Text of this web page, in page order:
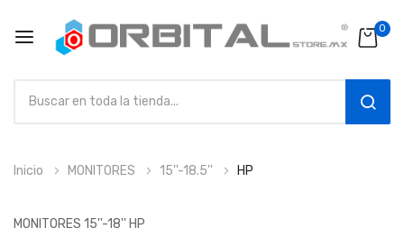
0
alInicio MONITORES 15''-18.5'' HP
MONITORES 15''-18'' HP